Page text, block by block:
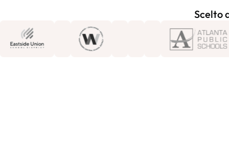
Scelto